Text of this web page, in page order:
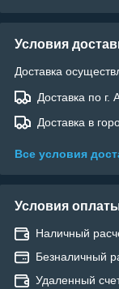
Условия
Доставка
Доставка по г.
Доставка в
Все условия
Условия
Наличный
Безналичный
Удаленный